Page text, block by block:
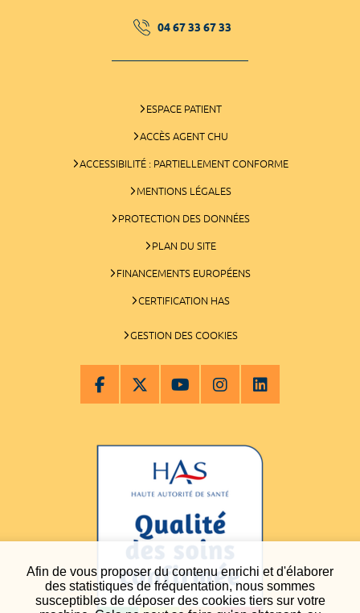
Afin de vous proposer du contenu enrichi et d'élaborer
des statistiques de fréquentation, nous sommes
susceptibles de déposer des cookies tiers sur votre
04 67 33 67 33
ESPACE PATIENT
ACCÈS AGENT CHU
ACCESSIBILITÉ : PARTIELLEMENT CONFORME
MENTIONS LÉGALES
PROTECTION DES DONNÉES
PLAN DU SITE
FINANCEMENTS EUROPÉENS
CERTIFICATION HAS
GESTION DES COOKIES